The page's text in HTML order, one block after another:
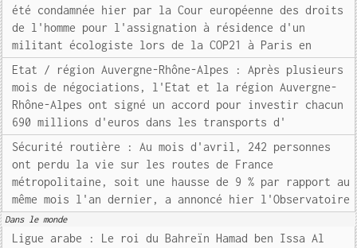
été condamnée hier par la Cour européenne des droits
de l'homme pour l'assignation à résidence d'un
militant écologiste lors de la COP21 à Paris en
Etat / région Auvergne-Rhône-Alpes : Après plusieurs
mois de négociations, l'Etat et la région Auvergne-
Rhône-Alpes ont signé un accord pour investir chacun
690 millions d'euros dans les transports d'
Sécurité routière : Au mois d'avril, 242 personnes
ont perdu la vie sur les routes de France
métropolitaine, soit une hausse de 9 % par rapport au
même mois l'an dernier, a annoncé hier l'Observatoire
Dans le monde
Ligue arabe : Le roi du Bahreïn Hamad ben Issa Al